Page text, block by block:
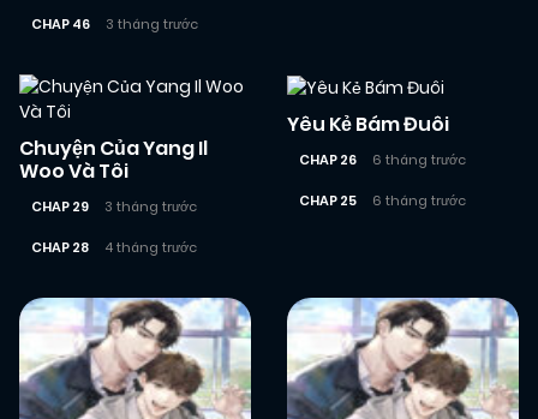
CHAP 46 3 tháng trước
Chuyện Của Yang Il
Woo Và Tôi
CHAP 29 3 tháng trước
CHAP 28 4 tháng trước
Yêu Kẻ Bám Đuôi
CHAP 26 6 tháng trước
CHAP 25 6 tháng trước